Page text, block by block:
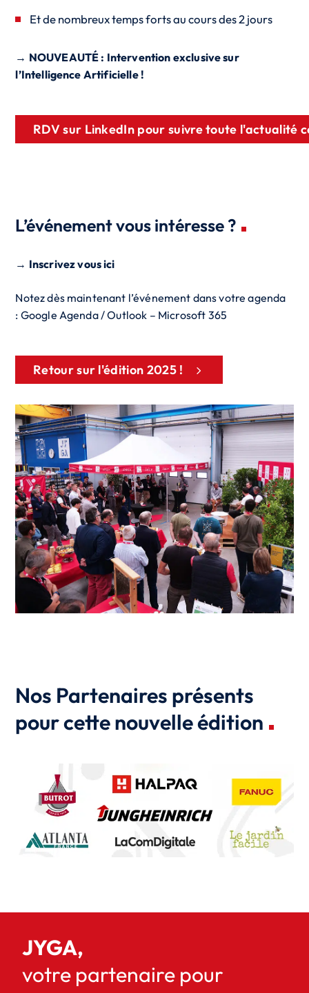
Et de nombreux temps forts au cours des 2 jours
→ NOUVEAUTÉ : Intervention exclusive sur
l’Intelligence Artificielle !
RDV sur LinkedIn pour suivre toute l'actualité
L’événement vous intéresse ?
→ Inscrivez vous ici
Notez dès maintenant l’événement dans votre agenda
: Google Agenda/ Outlook – Microsoft 365
Retour sur l'édition 2025 !
Nos Partenaires présents
pour cette nouvelle édition
JYGA,
votre partenaire pour